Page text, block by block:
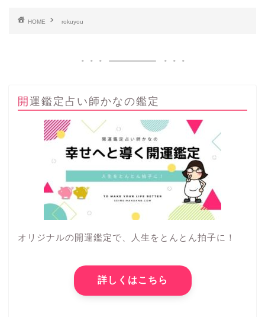
HOME rokuyou
開運鑑定占い師かなの鑑定
オリジナルの開運鑑定で、人生をとんとん拍子に！
詳しくはこちら